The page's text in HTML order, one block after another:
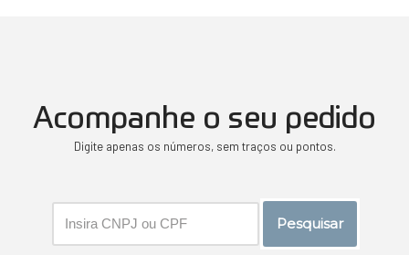
Acompanhe o seu pedido
Digite apenas os números, sem traços ou pontos.
Pesquisar